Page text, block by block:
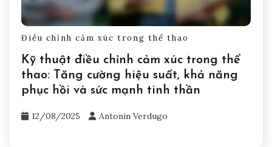
Điều chỉnh cảm xúc trong thể thao
Kỹ thuật điều chỉnh cảm xúc trong thể
thao: Tăng cường hiệu suất, khả năng
phục hồi và sức mạnh tinh thần
12/08/2025 Antonin Verdugo